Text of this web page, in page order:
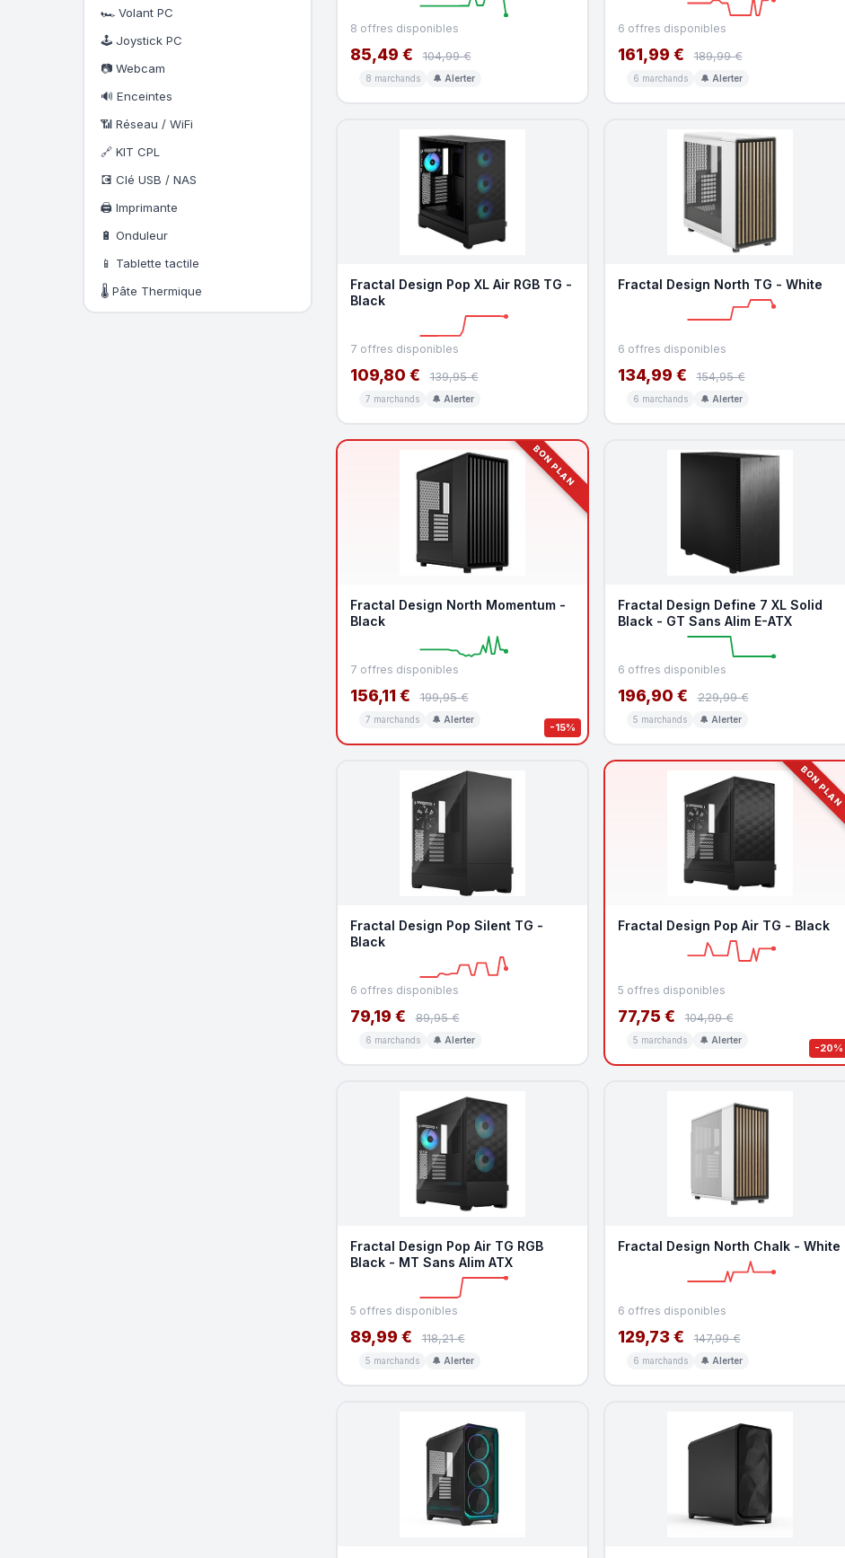
🏎️ Volant PC
🕹️ Joystick PC
📷 Webcam
🔊 Enceintes
📶 Réseau / WiFi
🔗 KIT CPL
💽 Clé USB / NAS
🖨️ Imprimante
🔋 Onduleur
📱 Tablette tactile
🌡️ Pâte Thermique
8 offres disponibles
85,49 € 104,99 €
8 marchands 🔔 Alerter
6 offres disponibles
161,99 € 189,99 €
6 marchands 🔔 Alerter
Fractal Design Pop XL Air RGB TG -
Black
7 offres disponibles
109,80 € 139,95 €
7 marchands 🔔 Alerter
Fractal Design North TG - White
6 offres disponibles
134,99 € 154,95 €
6 marchands 🔔 Alerter
BON PLAN
-15%
Fractal Design North Momentum -
Black
7 offres disponibles
156,11 € 199,95 €
7 marchands 🔔 Alerter
Fractal Design Define 7 XL Solid
Black - GT Sans Alim E-ATX
6 offres disponibles
196,90 € 229,99 €
5 marchands 🔔 Alerter
Fractal Design Pop Silent TG -
Black
6 offres disponibles
79,19 € 89,95 €
6 marchands 🔔 Alerter
BON PLAN
-20%
Fractal Design Pop Air TG - Black
5 offres disponibles
77,75 € 104,99 €
5 marchands 🔔 Alerter
Fractal Design Pop Air TG RGB
Black - MT Sans Alim ATX
5 offres disponibles
89,99 € 118,21 €
5 marchands 🔔 Alerter
Fractal Design North Chalk - White
6 offres disponibles
129,73 € 147,99 €
6 marchands 🔔 Alerter